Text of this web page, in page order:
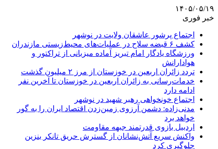
۱۴۰۵/۰۵/۱۹
خبر فوری
اجتماع پرشور عاشقان ولایت در نوشهر
کشف ۶ قبضه سلاح در عملیات‌های محیط‌زیستی مازندران
ورزشگاه یادگار امام تبریز آماده میزبانی از تراکتور و
هوادارانش
تردد زائران اربعین در خوزستان از مرز ۲ میلیون گذشت
خدمات‌رسانی به زائران اربعین در خوزستان تا آخرین نفر
ادامه دارد
اجتماع خونخواهی رهبر شهید در نوشهر
مدنی‌زاده: دشمن آرزوی زمین‌زدن اقتصاد ایران را به گور
خواهد برد
اردبیل بازوی قدرتمند جبهه مقاومت
واکنش سریع آتش‌نشانان از گسترش حریق تانکر بنزین
جلوگیری کرد